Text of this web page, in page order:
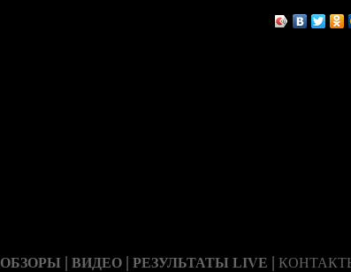
ОБЗОРЫ | ВИДЕО | РЕЗУЛЬТАТЫ LIVE |